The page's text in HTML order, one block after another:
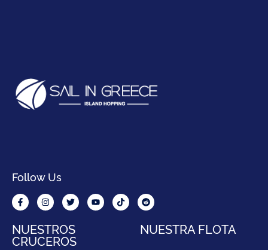
Follow Us
NUESTROS
CRUCEROS
NUESTRA FLOTA